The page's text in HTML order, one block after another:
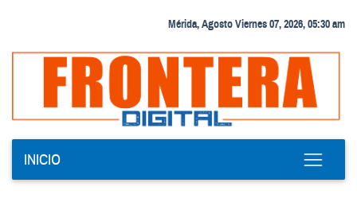
Mérida, Agosto Viernes 07, 2026, 05:30 am
INICIO